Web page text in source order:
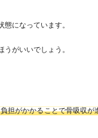
態になっています。
がいいでしょう。
担がかかることで骨吸収が